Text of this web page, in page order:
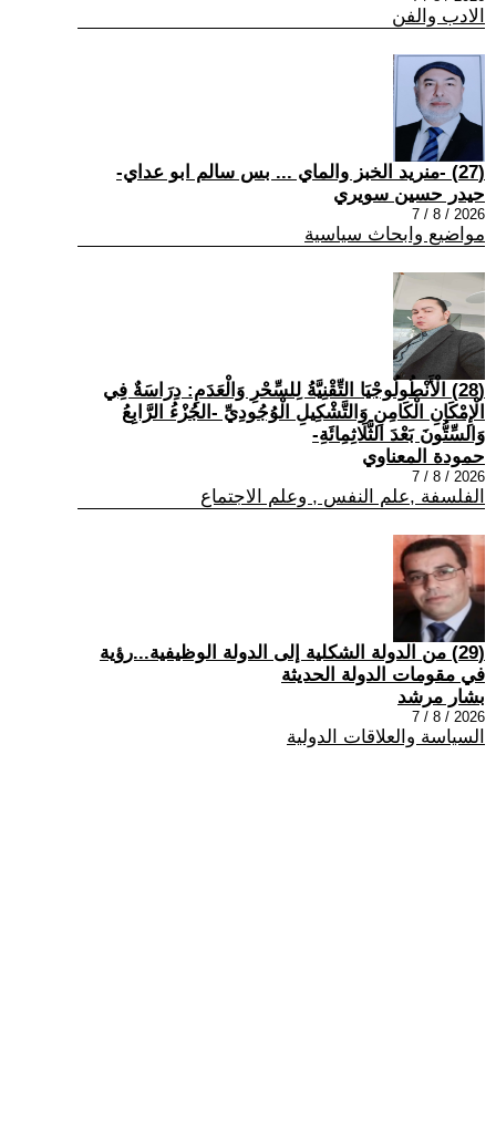
الادب والفن
(27) -منريد الخبز والماي ... بس سالم ابو عداي-
حيدر حسين سويري
2026 / 8 / 7
مواضيع وابحاث سياسية
(28) الْأَنْطُولُوجْيَا التِّقْنِيَّةُ لِلسِّحْرِ وَالْعَدَمِ: دِرَاسَةٌ فِي
الْإِمْكَانِ الْكَامِنِ وَالتَّشْكِيلِ الْوُجُودِيِّ -الجُزْءُ الرَّابِعُ
وَالسِّتُّونَ بَعْدَ الثَّلَاثِمِائَةِ-
حمودة المعناوي
2026 / 8 / 7
الفلسفة ,علم النفس , وعلم الاجتماع
(29) من الدولة الشكلية إلى الدولة الوظيفية...رؤية
في مقومات الدولة الحديثة
بشار مرشد
2026 / 8 / 7
السياسة والعلاقات الدولية